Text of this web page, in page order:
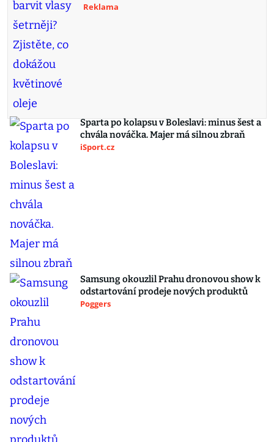
Reklama
Sparta po kolapsu v Boleslavi: minus šest a
chvála nováčka. Majer má silnou zbraň
iSport.cz
Samsung okouzlil Prahu dronovou show k
odstartování prodeje nových produktů
Poggers